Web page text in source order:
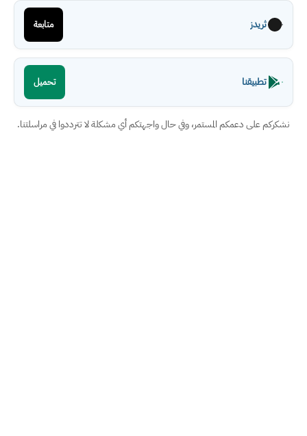
ثريدز متابعة
تطبيقنا تحميل
نشكركم على دعمكم المستمر، وفي حال واجهتكم أي مشكلة لا تترددوا في مراسلتنا.